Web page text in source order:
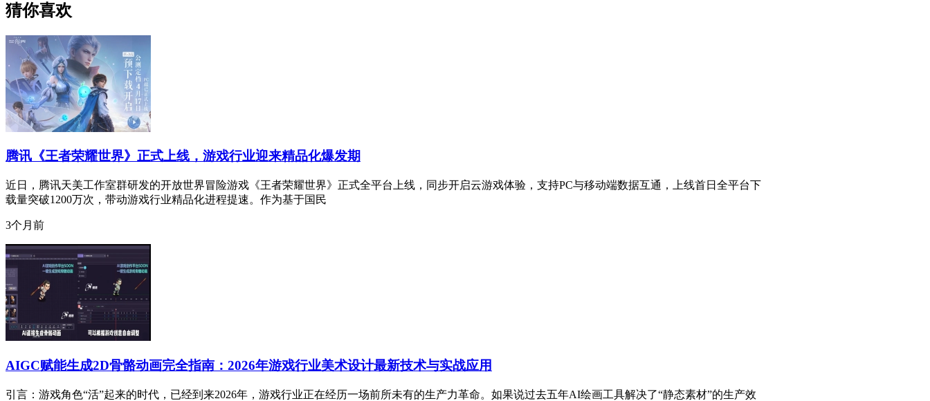
猜你喜欢
腾讯《王者荣耀世界》正式上线，游戏行业迎来精品化爆发期
近日，腾讯天美工作室群研发的开放世界冒险游戏《王者荣耀世界》正式全平台上线，同步开启云游戏体验，支持PC与移动端数据互通，上线首日全平台下
载量突破1200万次，带动游戏行业精品化进程提速。作为基于国民
3个月前
AIGC赋能生成2D骨骼动画完全指南：2026年游戏行业美术设计最新技术与实战应用
引言：游戏角色“活”起来的时代，已经到来2026年，游戏行业正在经历一场前所未有的生产力革命。如果说过去五年AI绘画工具解决了“静态素材”的生产效